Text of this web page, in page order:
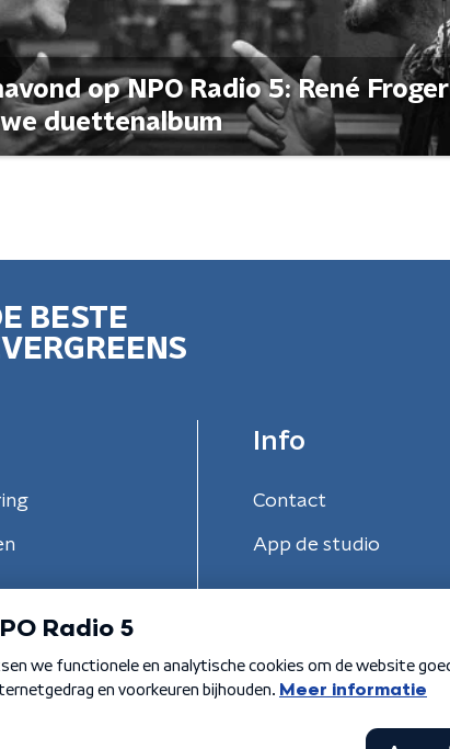
op NPO Radio 5: René
duettenalbum
BESTE
Info
Contact
App de studio
Privacybeleid